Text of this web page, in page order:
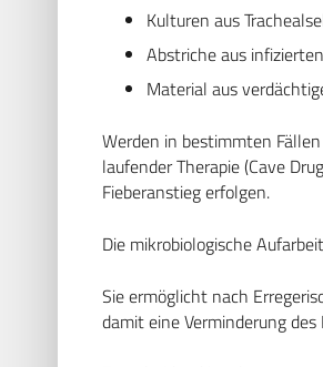
Kulturen aus
Abstriche aus
Material aus
Werden in bestimmten
laufender Therapie (Cave
Fieberanstieg erfolgen.
Die mikrobiologische
Sie ermöglicht nach
damit eine Verminderung